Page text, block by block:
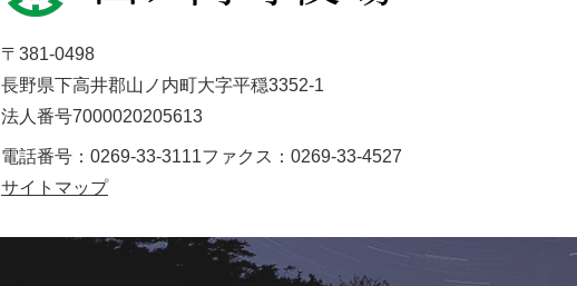
町
役
場
Yamanouchi
Town
〒381-0498
長野県下高井郡山ノ内町大字平穏3352-1
法人番号7000020205613
電話番号：0269-33-3111ファクス：0269-33-4527
サイトマップ